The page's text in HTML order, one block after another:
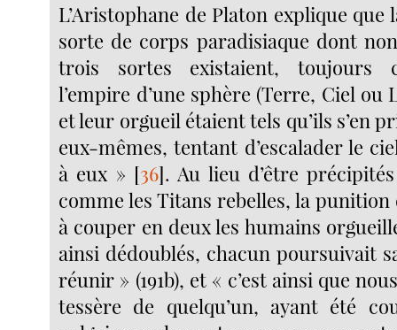
L’Aristophane de Platon explique que
sorte de corps paradisiaque dont
trois sortes existaient, toujours
l’empire d’une sphère (Terre, Ciel ou
et leur orgueil étaient tels qu’ils s’en
eux-mêmes, tentant d’escalader le
à eux » [36]. Au lieu d’être
comme les Titans rebelles, la punition
à couper en deux les humains
ainsi dédoublés, chacun poursuivait
réunir » (191b), et « c’est ainsi que
tessère de quelqu’un, ayant été